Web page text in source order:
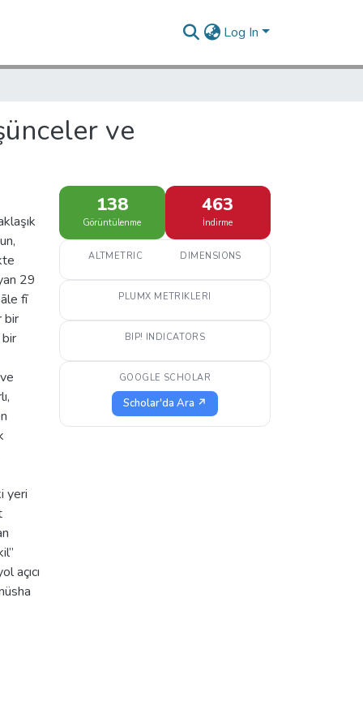
Log In
ve
29
fī
bir
yeri
açıcı
138
Görüntülenme
463
İndirme
ALTMETRIC DIMENSIONS
PLUMX METRIKLERI
BIP! INDICATORS
GOOGLE SCHOLAR
Scholar'da Ara ↗